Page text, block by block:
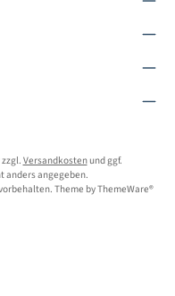
Versandkostenund ggf.
anders angegeben.
Theme byThemeWare®